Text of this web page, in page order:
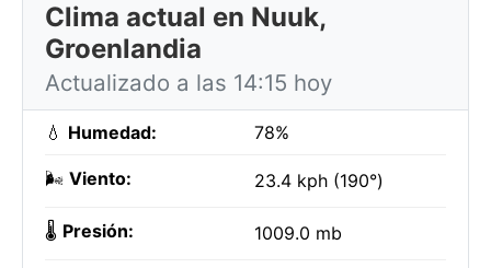
Clima actual en Nuuk,
Groenlandia
Actualizado a las 14:15 hoy
💧 Humedad: 78%
🌬️ Viento: 23.4 kph (190°)
🌡️ Presión: 1009.0 mb